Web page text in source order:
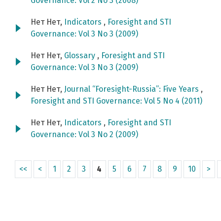
Нет Нет, Indicators , Foresight and STI
Governance: Vol 3 No 3 (2009)
Нет Нет, Glossary , Foresight and STI
Governance: Vol 3 No 3 (2009)
Нет Нет, Journal “Foresight-Russia”: Five Years ,
Foresight and STI Governance: Vol 5 No 4 (2011)
Нет Нет, Indicators , Foresight and STI
Governance: Vol 3 No 2 (2009)
<< < 1 2 3 4 5 6 7 8 9 10 >